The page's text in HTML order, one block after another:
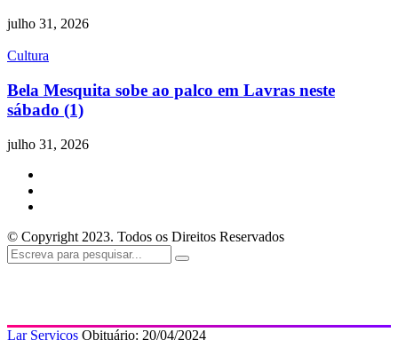
julho 31, 2026
Cultura
Bela Mesquita sobe ao palco em Lavras neste
sábado (1)
julho 31, 2026
© Copyright 2023. Todos os Direitos Reservados
Lar Serviços Obituário: 20/04/2024